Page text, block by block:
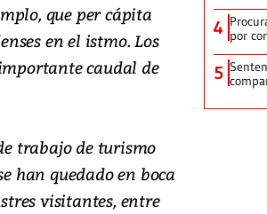
que per cápita
en el istmo. Los
caudal de
trabajo de turismo
han quedado en boca
visitantes, entre
4 por
5